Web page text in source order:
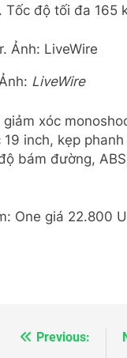
độ tối đa 165
LiveWire
xóc
inch, kẹp
bám đường,
One giá 22.800
Previous: